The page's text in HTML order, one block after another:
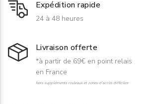
Expédition rapide
24 à 48 heures
Livraison offerte
*à partir de 69€ en point relais
en France
hors suppléments rouleaux et zones d'accès difficiles